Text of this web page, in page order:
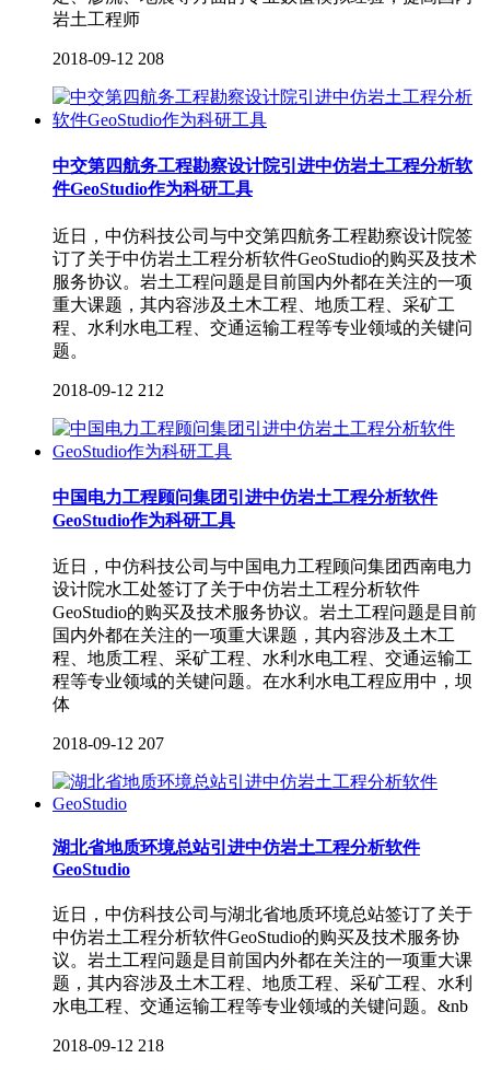
岩土工程师
2018-09-12 208
中交第四航务工程勘察设计院引进中仿岩土工程分析软
件GeoStudio作为科研工具
近日，中仿科技公司与中交第四航务工程勘察设计院签
订了关于中仿岩土工程分析软件GeoStudio的购买及技术
服务协议。岩土工程问题是目前国内外都在关注的一项
重大课题，其内容涉及土木工程、地质工程、采矿工
程、水利水电工程、交通运输工程等专业领域的关键问
题。
2018-09-12 212
中国电力工程顾问集团引进中仿岩土工程分析软件
GeoStudio作为科研工具
近日，中仿科技公司与中国电力工程顾问集团西南电力
设计院水工处签订了关于中仿岩土工程分析软件
GeoStudio的购买及技术服务协议。岩土工程问题是目前
国内外都在关注的一项重大课题，其内容涉及土木工
程、地质工程、采矿工程、水利水电工程、交通运输工
程等专业领域的关键问题。在水利水电工程应用中，坝
体
2018-09-12 207
湖北省地质环境总站引进中仿岩土工程分析软件
GeoStudio
近日，中仿科技公司与湖北省地质环境总站签订了关于
中仿岩土工程分析软件GeoStudio的购买及技术服务协
议。岩土工程问题是目前国内外都在关注的一项重大课
题，其内容涉及土木工程、地质工程、采矿工程、水利
水电工程、交通运输工程等专业领域的关键问题。&nb
2018-09-12 218